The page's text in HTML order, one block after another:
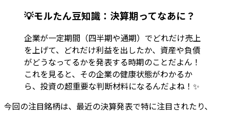
💡モルたん豆知識：決算期ってなあに？
企業が一定期間（四半期や通期）でどれだけ売上
を上げて、どれだけ利益を出したか、資産や負債
がどうなってるかを発表する時期のことだよん！
これを見ると、その企業の健康状態がわかるか
ら、投資の超重要な判断材料になるんだよね！✨
今回の注目銘柄は、最近の決算発表で特に注目されたり、